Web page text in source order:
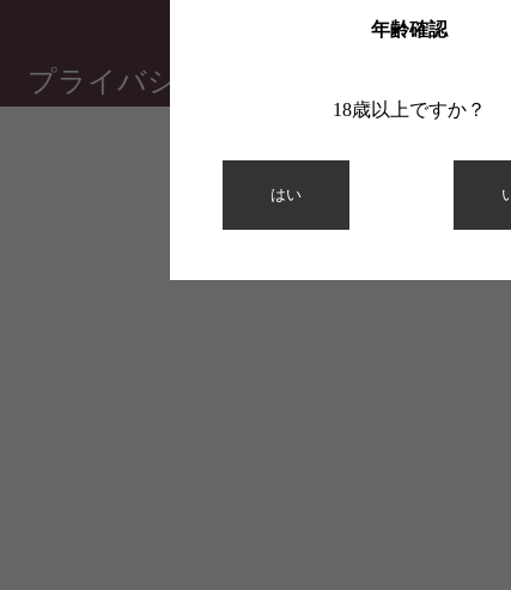
年齢確認
18歳以上ですか？
はい
プライバシーポリシー 特定商